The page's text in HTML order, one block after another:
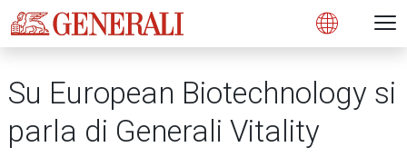
Open
Su European Biotechnology si
parla di Generali Vitality